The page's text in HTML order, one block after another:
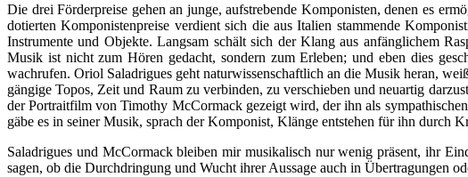
Die drei Förderpreise gehen an junge, aufstrebende Komponisten, denen es
dotierten Komponistenpreise verdient sich die aus Italien stammende
Instrumente und Objekte. Langsam schält sich der Klang aus anfänglichem
Musik ist nicht zum Hören gedacht, sondern zum Erleben; und eben dies
wachrufen. Oriol Saladrigues geht naturwissenschaftlich an die Musik heran,
gängige Topos, Zeit und Raum zu verbinden, zu verschieben und neuartig
der Portraitfilm von Timothy McCormack gezeigt wird, der ihn als
gäbe es in seiner Musik, sprach der Komponist, Klänge entstehen für ihn durch
Saladrigues und McCormack bleiben mir musikalisch nur wenig präsent, ihr
sagen, ob die Durchdringung und Wucht ihrer Aussage auch in Übertragungen